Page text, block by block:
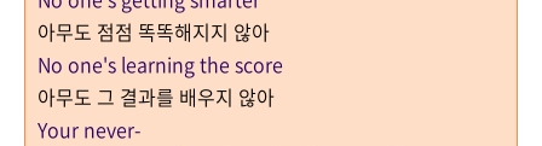
아무도 점점 똑똑해지지 않아
No one's learning the score
아무도 그 결과를 배우지 않아
Your never-